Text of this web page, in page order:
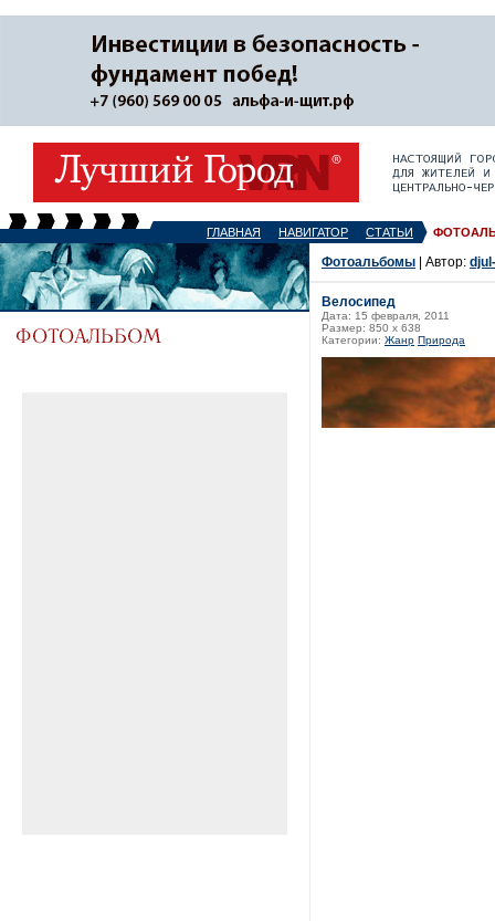
ГЛАВНАЯ НАВИГАТОР СТАТЬИ
Фотоальбомы | Автор:
Велосипед
Дата: 15 февраля, 2011
Размер: 850 x 638
Категории: Жанр Природа